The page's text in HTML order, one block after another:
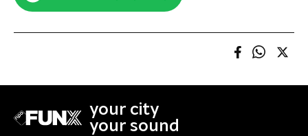
your city
your sound